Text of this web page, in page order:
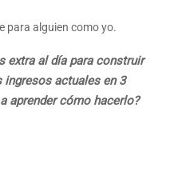
para alguien como yo.
extra al día para construir
ingresos actuales en 3
aprender cómo hacerlo?